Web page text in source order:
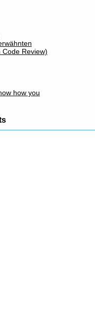
Code Review)
how you